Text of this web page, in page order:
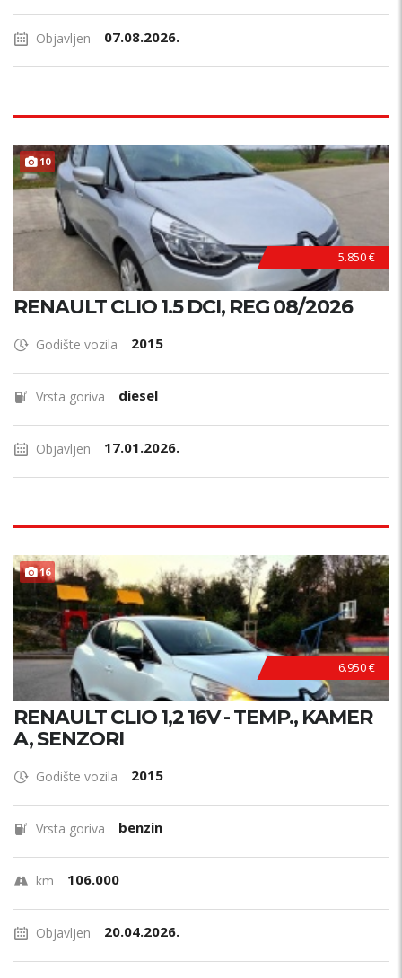
Objavljen 07.08.2026.
10
5.850 €
RENAULT CLIO 1.5 DCI, REG 08/2026
Godište vozila 2015
Vrsta goriva diesel
Objavljen 17.01.2026.
16 PRILIKA !
6.950 €
RENAULT CLIO 1,2 16V - TEMP., KAMER
A, SENZORI
Godište vozila 2015
Vrsta goriva benzin
km 106.000
Objavljen 20.04.2026.